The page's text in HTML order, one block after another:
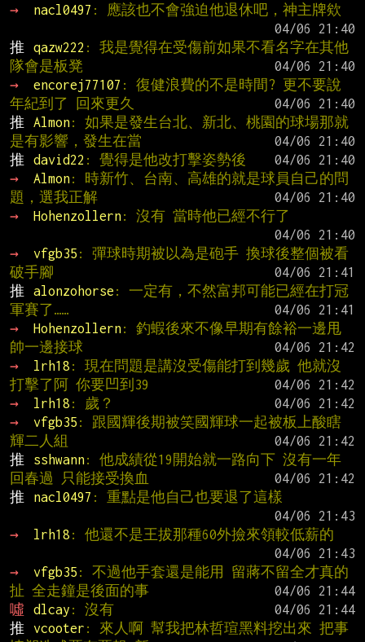
→
nacl0497 : 應該也不會強迫他退休吧，神主牌欸
推
qazw222 : 我是覺得在受傷前如果不看名字在其他
隊會是板凳
→
encorej77107 : 復健浪費的不是時間? 更不要說
年紀到了 回來更久
推
Almon: 如果是發生台北、新北、桃園的球場那就
是有影響，發生在當
推
david22 : 覺得是他改打擊姿勢後
→
Almon: 時新竹、台南、高雄的就是球員自己的問
題，選我正解
→
Hohenzollern: 沒有 當時他已經不行了
→
vfgb35 : 彈球時期被以為是砲手 換球後整個被看
破手腳
推
alonzohorse : 一定有，不然富邦可能已經在打冠
軍賽了……
→
Hohenzollern: 釣蝦後來不像早期有餘裕一邊甩
帥一邊接球
→
lrh18 : 現在問題是講沒受傷能打到幾歲 他就沒
打擊了阿 你要凹到39
→
lrh18 : 歲？
→
vfgb35 : 跟國輝後期被笑國輝球一起被板上酸瞎
輝二人組
推
sshwann: 他成績從19開始就一路向下 沒有一年
回春過 只能接受換血
推
nacl0497 : 重點是他自己也要退了這樣
→
lrh18 : 他還不是王拔那種60外撿來領較低薪的
→
vfgb35 : 不過他手套還是能用 留蔣不留全才真的
扯 全走鐘是後面的事
噓
dlcay : 沒有
推
vcooter : 來人啊 幫我把林哲瑄黑料挖出來 把事